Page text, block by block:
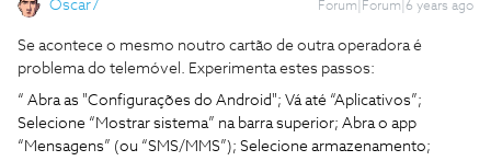
Oscar7 Forum|Forum|6 years ago
Se acontece o mesmo noutro cartão de outra operadora é
problema do telemóvel. Experimenta estes passos:
“ Abra as "Configurações do Android"; Vá até “Aplicativos”;
Selecione “Mostrar sistema” na barra superior; Abra o app
“Mensagens” (ou “SMS/MMS”); Selecione armazenamento;